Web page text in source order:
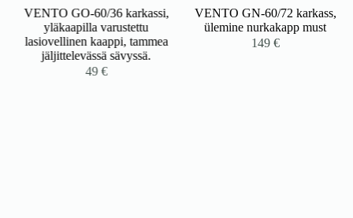
VENTO GO-60/36 karkassi,
yläkaapilla varustettu
lasiovellinen kaappi, tammea
jäljittelevässä sävyssä.
49€
VENTO GN-60/72 karkass,
ülemine nurkakapp must
149€